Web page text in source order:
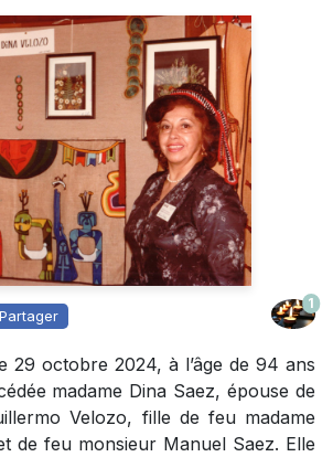
Partager
1
29 octobre 2024, à l’âge de 94 ans
madame Dina Saez, épouse de
Velozo, fille de feu madame
de feu monsieur Manuel Saez. Elle